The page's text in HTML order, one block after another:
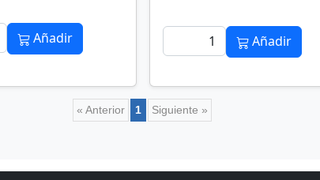
Añadir Añadir
« Anterior 1 Siguiente »